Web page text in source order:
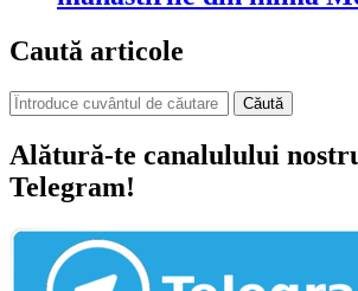
Caută articole
Căută
Alătură-te canalulului
Telegram!